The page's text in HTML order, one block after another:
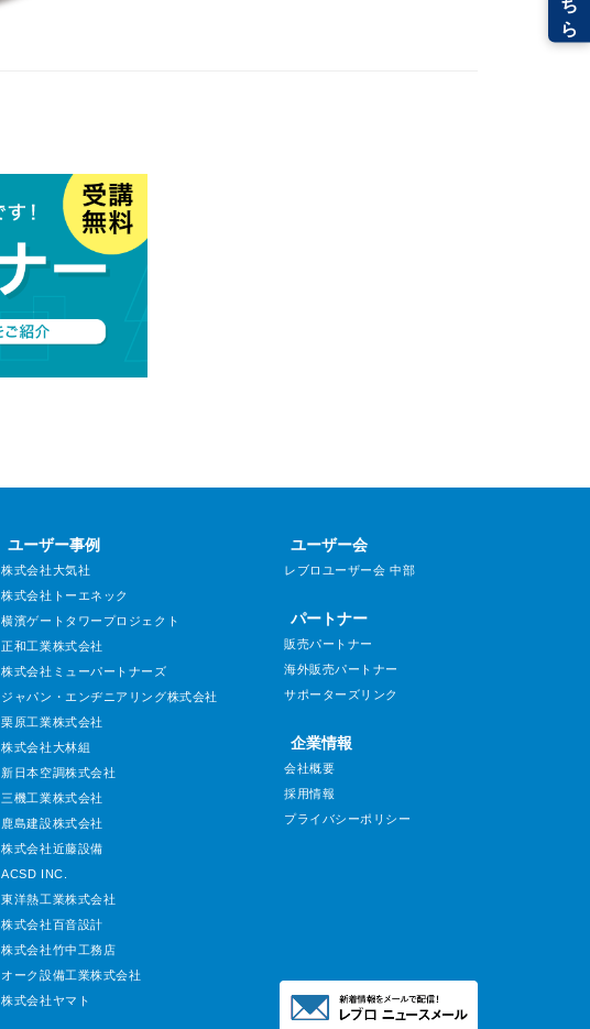
ユーザー事例
株式会社大気社
株式会社トーエネック
横濱ゲートタワープロジェクト
正和工業株式会社
株式会社ミューパートナーズ
ジャパン・エンヂニアリング株式会社
栗原工業株式会社
株式会社大林組
新日本空調株式会社
三機工業株式会社
鹿島建設株式会社
株式会社近藤設備
ACSD INC.
東洋熱工業株式会社
株式会社百音設計
株式会社竹中工務店
オーク設備工業株式会社
株式会社ヤマト
ユーザー会
レブロユーザー会 中部
パートナー
販売パートナー
海外販売パートナー
サポーターズリンク
企業情報
会社概要
採用情報
プライバシーポリシー